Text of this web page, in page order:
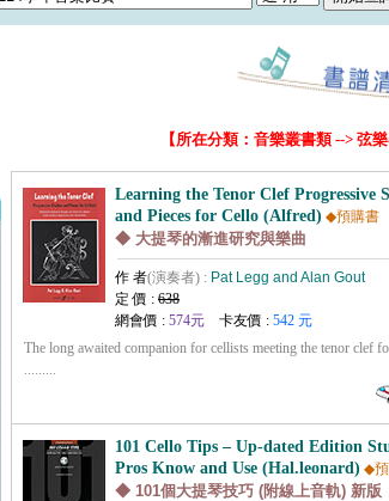
【所在分類：音樂叢書類 --> 弦樂
Learning the Tenor Clef Progressive
and Pieces for Cello (Alfred) ◆預購書
◆ 大提琴的漸進研究與樂曲
作 者(演奏者) : Pat Legg and Alan Gout
定 價 : 638
網會價 : 574元 卡友價 : 542 元
The long awaited companion for cellists meeting the tenor clef
.........
101 Cello Tips – Up-dated Edition
Pros Know and Use (Hal.leonard) ◆
◆ 101個大提琴技巧 (附線上音軌) 新版